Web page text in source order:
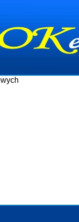
Firma
w